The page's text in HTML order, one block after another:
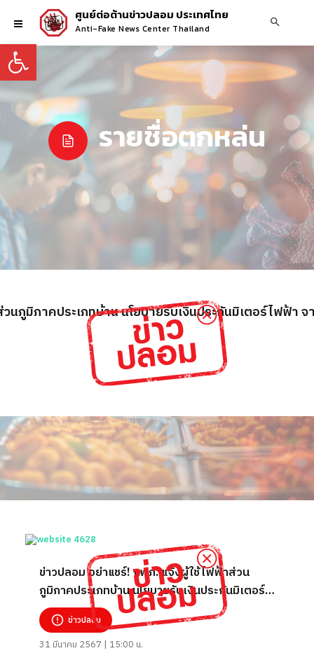
Open toolbar
ศูนย์ต่อต้านข่าวปลอม ประเทศไทย
Anti-Fake News Center Thailand
รายชื่อตกหล่น
ภูมิภาคประเภทบ้าน นโยบายรับเงินประกันมิเตอร์ไฟฟ้า
ข่าวปลอม อย่าแชร์! กฟภ. แจ้งผู้ใช้ไฟฟ้าส่วน
ภูมิภาคประเภทบ้าน นโยบายรับเงินประกันมิเตอร์
ไฟฟ้า จากรายชื่อตกหล่น รับเงินคืนที่ www.sr-
th.comข่าวปลอม
31 มีนาคม 2567 | 15:00 น.